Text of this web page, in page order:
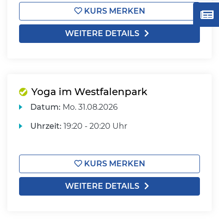
KURS MERKEN
WEITERE DETAILS
Yoga im Westfalenpark
Datum: Mo. 31.08.2026
Uhrzeit: 19:20 - 20:20 Uhr
KURS MERKEN
WEITERE DETAILS